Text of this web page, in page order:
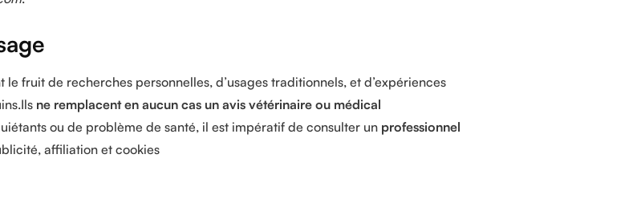
fruit de recherches personnelles, d’usages traditionnels, et d’expériences
ne remplacent en aucun cas un avis vétérinaire ou médical
ou de problème de santé, il est impératif de consulter un professionnel
affiliation et cookies